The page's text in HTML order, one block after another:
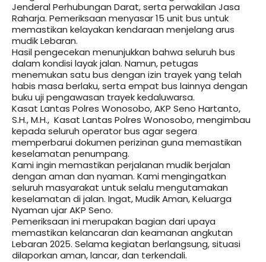
Jenderal Perhubungan Darat, serta perwakilan Jasa
Raharja. Pemeriksaan menyasar 15 unit bus untuk
memastikan kelayakan kendaraan menjelang arus
mudik Lebaran.
Hasil pengecekan menunjukkan bahwa seluruh bus
dalam kondisi layak jalan. Namun, petugas
menemukan satu bus dengan izin trayek yang telah
habis masa berlaku, serta empat bus lainnya dengan
buku uji pengawasan trayek kedaluwarsa.
Kasat Lantas Polres Wonosobo, AKP Seno Hartanto,
S.H., M.H., Kasat Lantas Polres Wonosobo, mengimbau
kepada seluruh operator bus agar segera
memperbarui dokumen perizinan guna memastikan
keselamatan penumpang.
Kami ingin memastikan perjalanan mudik berjalan
dengan aman dan nyaman. Kami mengingatkan
seluruh masyarakat untuk selalu mengutamakan
keselamatan di jalan. Ingat, Mudik Aman, Keluarga
Nyaman ujar AKP Seno.
Pemeriksaan ini merupakan bagian dari upaya
memastikan kelancaran dan keamanan angkutan
Lebaran 2025. Selama kegiatan berlangsung, situasi
dilaporkan aman, lancar, dan terkendali.